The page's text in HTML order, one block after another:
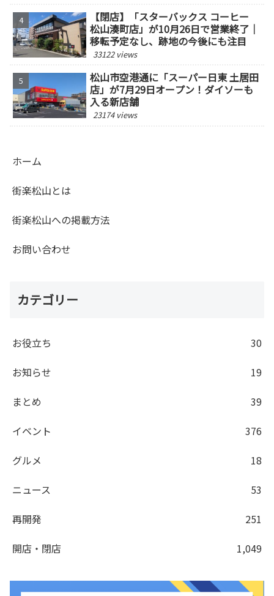
【閉店】「スターバックス コーヒー
松山湊町店」が10月26日で営業終了｜
移転予定なし、跡地の今後にも注目
33122 views
松山市空港通に「スーパー日東 土居田
店」が7月29日オープン！ダイソーも
入る新店舗
23174 views
ホーム
街楽松山とは
街楽松山への掲載方法
お問い合わせ
カテゴリー
お役立ち
30
お知らせ
19
まとめ
39
イベント
376
グルメ
18
ニュース
53
再開発
251
開店・閉店
1,049